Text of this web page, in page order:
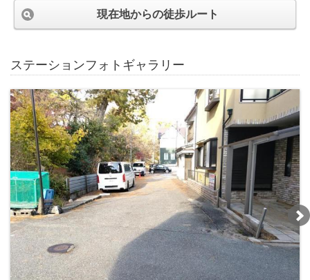
現在地からの徒歩ルート
ステーションフォトギャラリー